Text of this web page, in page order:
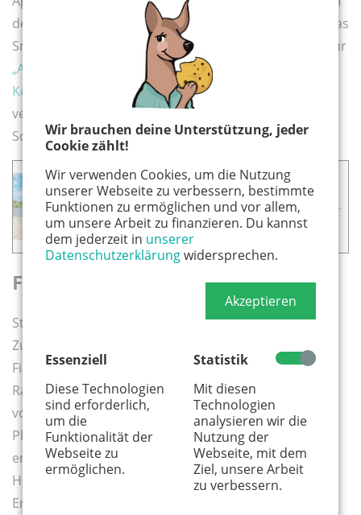
Wir brauchen deine Unterstützung, jeder
Cookie zählt!
Wir verwenden Cookies, um die Nutzung
unserer Webseite zu verbessern, bestimmte
Funktionen zu ermöglichen und vor allem,
um unsere Arbeit zu finanzieren. Du kannst
dem jederzeit in unserer
Datenschutzerklärungwidersprechen.
Akzeptieren
Essenziell
Diese Technologien
sind erforderlich,
um die
Funktionalität der
Webseite zu
ermöglichen.
Statistik
Mit diesen
Technologien
analysieren wir die
Nutzung der
Webseite, mit dem
Ziel, unsere Arbeit
zu verbessern.
den Rundtouren überall, Karten und GPS-Daten für das
Smartphone findet ihr online. Wir stellen euch die Tour
„Apfelroute Süd“ vor, die der ADFC Bonn/Rhein-Sieg in
Kooperation mit Meckikids e.V.entwickelt hat. Sie
verläuft auf dem südlichen Teil der Meckenheimer
Schleife.
Das könnte dich auch interessieren:
▸ Radtour von Bonn-Schwarzrheindorf
durchs Siegtal
Flache Strecke durch die Natur
Startpunkt ist das Neue Rathaus in Meckenheim.
Zunächst geht es über den Schulcampus Richtung
Finnenbahn und entlang der Bebauung zur Fuß-und
Radfahrerbrücke über die Giermaarstraße. Dann
vorbei am Obsthof Plettenberg durch die Felder und
Plantagen nach Altendorf. Nach etwa 6,5 Kilometern
erreicht ihr das Stadtmuseum Meckenheim im
Herrenhaus der Burg Altendorf. Dann geht es nach
Ersdorf und wieder durch die Plantagen zurück nach